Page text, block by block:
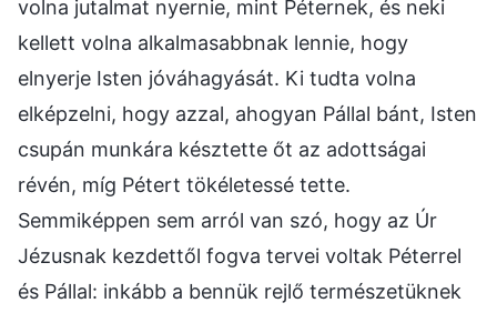
volna jutalmat nyernie, mint Péternek, és neki
kellett volna alkalmasabbnak lennie, hogy
elnyerje Isten jóváhagyását. Ki tudta volna
elképzelni, hogy azzal, ahogyan Pállal bánt, Isten
csupán munkára késztette őt az adottságai
révén, míg Pétert tökéletessé tette.
Semmiképpen sem arról van szó, hogy az Úr
Jézusnak kezdettől fogva tervei voltak Péterrel
és Pállal: inkább a bennük rejlő természetüknek